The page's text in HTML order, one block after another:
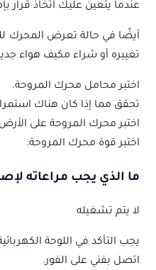
عندما يتعين عليك اتخاذ
أيضًا في حالة تعرض المحرك
تغييره أو شراء مكيف هواء
اختبر محامل محرك المروحة.
تحقق مما إذا كان هناك
اختبر محرك المروحة على
اختبر قوة محرك المروحة.
ما الذي يجب مراعاته
لا يتم تشغيله
يجب التأكد في اللوحة
اتصل بفني على الفور.